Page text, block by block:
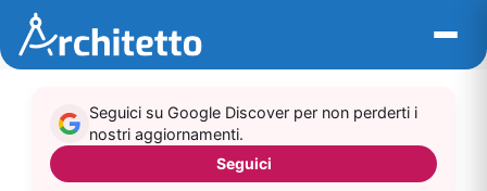
contenuto
Seguici su Google Discover per non perderti i
nostri aggiornamenti.
Seguici